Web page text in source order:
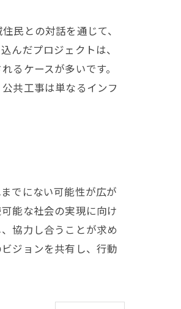
民との対話を通じて、
んだプロジェクトは、
るケースが多いです。
共工事は単なるインフ
でにない可能性が広が
能な社会の実現に向け
協力し合うことが求め
ジョンを共有し、行動